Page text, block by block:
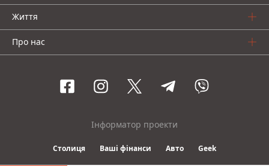
Життя
Про нас
Інформатор проекти
Столиця Ваші фінанси Авто Geek